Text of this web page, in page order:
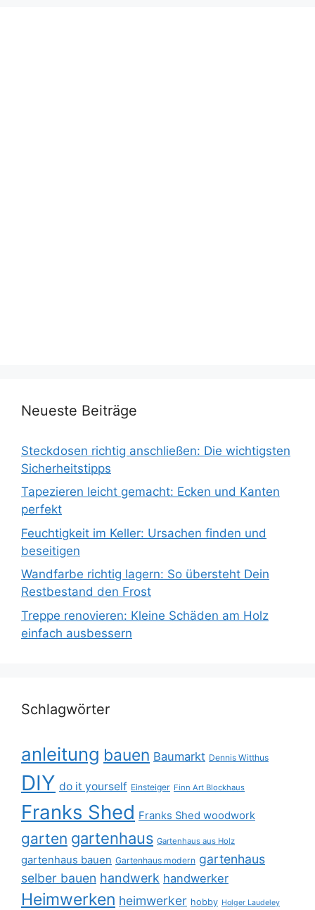
Neueste Beiträge
Steckdosen richtig anschließen: Die wichtigsten
Sicherheitstipps
Tapezieren leicht gemacht: Ecken und Kanten
perfekt
Feuchtigkeit im Keller: Ursachen finden und
beseitigen
Wandfarbe richtig lagern: So übersteht Dein
Restbestand den Frost
Treppe renovieren: Kleine Schäden am Holz
einfach ausbessern
Schlagwörter
anleitung bauen Baumarkt Dennis Witthus
DIY do it yourself Einsteiger Finn Art Blockhaus
Franks Shed Franks Shed woodwork
garten gartenhaus Gartenhaus aus Holz
gartenhaus bauen Gartenhaus modern gartenhaus
selber bauen handwerk handwerker
Heimwerken heimwerker hobby Holger Laudeley